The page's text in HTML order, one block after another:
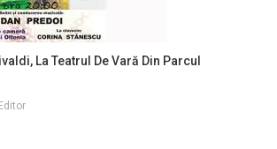
La Teatrul De Vară Din Parcul